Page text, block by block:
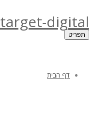
target-digital
תפריט
דף הבית